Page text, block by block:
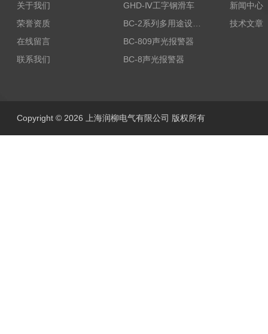
关于我们
荣誉资质
在线留言
联系我们
GHD-Ⅳ工字钢滑车
BC-809声光报警器
BC-8声光报警器
新闻中心
技术文章
Copyright © 2026 上海润柳电气有限公司 版权所有